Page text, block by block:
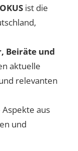
ist die
Beiräte und
aktuelle
relevanten
aus
und